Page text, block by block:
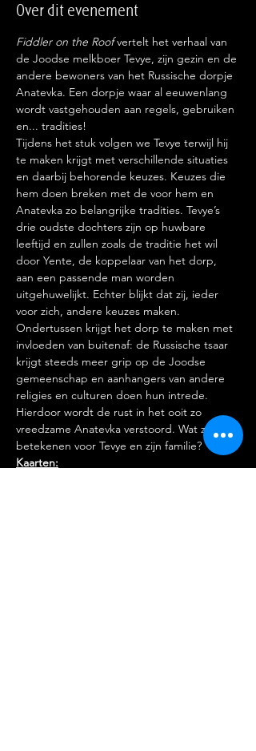
Over dit evenement
Fiddler on the Roof vertelt het verhaal van
de Joodse melkboer Tevye, zijn gezin en de
andere bewoners van het Russische dorpje
Anatevka. Een dorpje waar al eeuwenlang
wordt vastgehouden aan regels, gebruiken
en... tradities!
Tijdens het stuk volgen we Tevye terwijl hij
te maken krijgt met verschillende situaties
en daarbij behorende keuzes. Keuzes die
hem doen breken met de voor hem en
Anatevka zo belangrijke tradities. Tevye’s
drie oudste dochters zijn op huwbare
leeftijd en zullen zoals de traditie het wil
door Yente, de koppelaar van het dorp,
aan een passende man worden
uitgehuwelijkt. Echter blijkt dat zij, ieder
voor zich, andere keuzes maken.
Ondertussen krijgt het dorp te maken met
invloeden van buitenaf: de Russische tsaar
krijgt steeds meer grip op de Joodse
gemeenschap en aanhangers van andere
religies en culturen doen hun intrede.
Hierdoor wordt de rust in het ooit zo
vreedzame Anatevka verstoord. Wat zal dit
betekenen voor Tevye en zijn familie?
Kaarten: